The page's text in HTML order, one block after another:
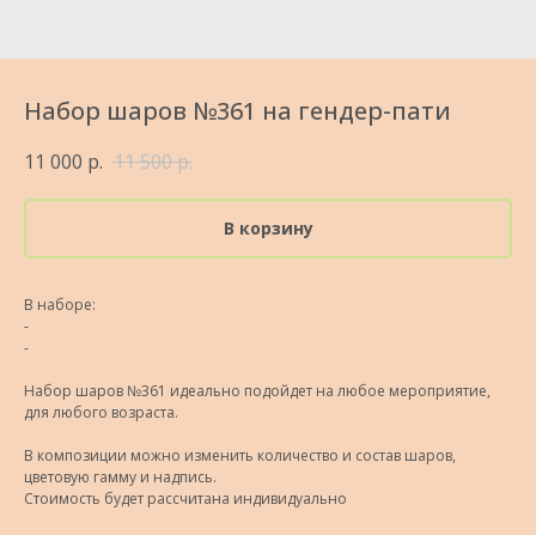
Набор шаров №361 на гендер-пати
11 000 р. 11 500р.
В корзину
В наборе:
-
-
Набор шаров №361 идеально подойдет на любое мероприятие,
для любого возраста.
В композиции можно изменить количество и состав шаров,
цветовую гамму и надпись.
Стоимость будет рассчитана индивидуально